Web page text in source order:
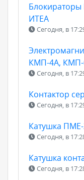
ИТЕА
Сегодня, в
КМП-4А, КМП-
Сегодня, в
Контактор
Сегодня, в
Катушка
Сегодня, в
Катушка
Сегодня, в